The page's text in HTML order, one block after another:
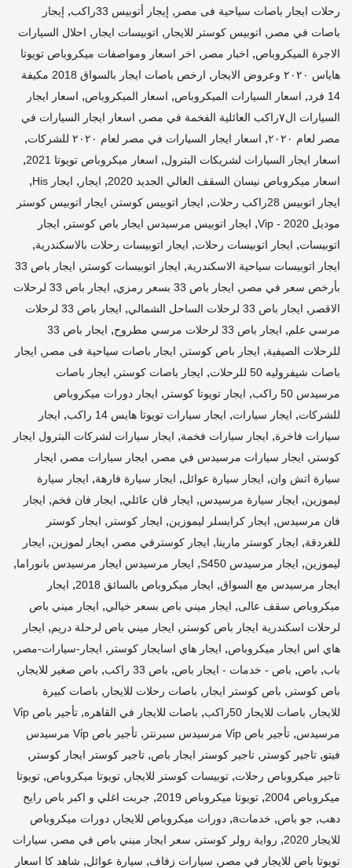
رحلات ايجار باصات سياحية فى مصر , إيجار أتوبيس 33راكب , إيجار
باصات في مصر , اتوبيس كوستر للايجار , اتوبيسات ايجار , احلال السيارات
الاجرة الميكروباص, اخبار مصر , اخر اسعار ومواصفات ميكروباص تويوتا
هاياس ٢٠٢٠ وعروض الايجار
,
ارخص باصات ايجار بالسواق 2018 مكيفة
14 فرد
, اسعار السيارات الميكروباص, اسعار الميكروباص, اسعار ايجار
السيارات ال٧راكب العائلية الفخمة في مصر
, اسعار ايجار السيارات في
مصر لعام ٢٠٢٠
, اسعار ايجار السيارات في مصر لعام ٢٠٢٠ للشركات ,
اسعار ايجار السيارات لشريكات البترول, اسعار ميكروباص تويوتا 2021 ,
اسعار ميكروباص نيسان السقف العالي الجديد 2020 , ايجار , ايجار His ,
ايجار اتوبيس 28راكب رحلات , ايجار اتوبيس كوستر , ايجار اتوبيس كوستر
موديل 2020 - Vip
, ايجار اتوبيس مرسيدس ايجار باص كوستر , ايجار
اتوبيسات, ايجار اتوبيسات رحلات, ايجار اتوبيسات رحلات بالاسكندرية,
ايجار اتوبيسات سياحية الاسكندرية, ايجار اتوبيسات كوستر ,
ايجار باص 33
بأرخص سعر في مصر , ايجار باص 33 بسعر رمزي ,
ايجار باص 33 لرحلات
الاقصر , ايجار باص 33 لرحلات الساحل الشمالي ,
ايجار باص 33 لرحلات
مرسي علم, ايجار باص 33 لرحلات مرسي مطروح ,
ايجار باص 33
للرحلات الصيفية, ايجار باص كوستر , ايجار باصات سياحية فى مصر , ايجار
باصات شيفروليه 50 للرحلات
, ايجار باصات كوستر , ايجار باصات
مرسيدس 50 راكب
, ايجار تويوتا كوستر , ايجار دورات ميكروباص
للشركات, ايجار سيارات, ايجار سيارات تويوتا هايس 14 راكب , ايجار
سيارات فاخرة, ايجار سيارات فخمة, ايجار سيارات لشركات البترول ايجار
كوستر , ايجار سيارات مرسيدس في مصر , ايجار سيارات مصر , ايجار
سيارة اتش وان, ايجار سيارة عوائل, ايجار سيارة فارهة, ايجار سيارة
ليموزين, ايجار سيارة مرسيدس, ايجار فان عائلي, ايجار فان فخم, ايجار
فان مرسيدس, ايجار كرايسلر ليموزين, ايجار كوستر , ايجار كوستر
للغردقة, ايجار كوستر مارينا, ايجار كوسترفي مصر , ايجار لموزين, ايجار
ليموزين, ايجار مرسيدس S450 , ايجار مرسيدس ايجار مرسيدس بانوراما,
ايجار مرسيدس مع السواق, ايجار ميكروباص بالسائق 2018 , ايجار
ميكروباص سقف عالى, ايجار ميني باص بسعر خيالي, ايجار ميني باص
لرحلات اسكندرية ايجار باص كوستر , ايجار ميني باص لرحلة دريم, ايجار
هاي اس ايجار ميكروباص, ايجار هاي اسايجار كوستر , ايجار-سيارات-مصر ,
باب, باص, باص - خدمات - ايجار باص, باص 33 راكب , باص صغير للايجار ,
باص كوستر , باص كوستر ايجار , باصات رحلات للايجار , باصات كبيرة
للايجار , باصات للايجار 50راكب , باصات للايجار في القاهره,
تأجير باص Vi̇p
مرسيدس, تأجير باص Vi̇p مرسيدس سبرنتر ,
تأجير باص Vi̇p مرسيدس
فيتو, تاجير كوستر , تاجير كوستر ايجار باص, تاجير كوستر ايجار كوستر ,
تاجير ميكروباص رحلات, توبيسات كوستر للايجار , تويوتا ميكروباص, تويوتا
ميكروباص 2004
, تويوتا ميكروباص 2019 , جربت اغلي و اكبر باص رايح
دهب, جو باص, خدماتa , دورات ميكروباص للايجار , دورات ميكروباص
للايجار 2020
, رواية رولر كوستر , سعر ايجار ميني باص في مصر , سيارات
تويوتا باص للايجار في مصر , سيارات زفاف, سيارة عوائل, شاهد كا اسعار